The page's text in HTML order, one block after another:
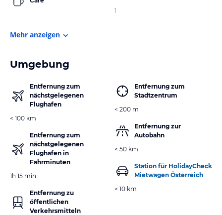
1
Mehr anzeigen
Umgebung
Entfernung zum
nächstgelegenen
Flughafen
< 100 km
Entfernung zum
nächstgelegenen
Flughafen in
Fahrminuten
1h 15 min
Entfernung zu
öffentlichen
Verkehrsmitteln
Entfernung zum
Stadtzentrum
< 200 m
Entfernung zur
Autobahn
< 50 km
Station für HolidayCheck
Mietwagen Österreich
< 10 km